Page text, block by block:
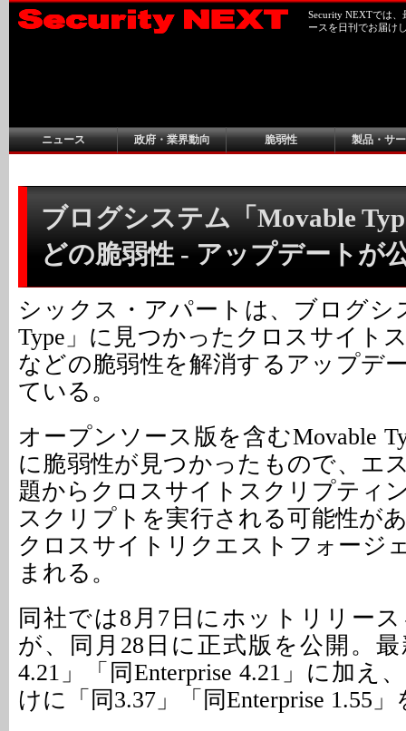
Security NEXTでは
ースを日刊でお届け
ニュース 政府・業界動向 脆弱性 製品・サ
ブログシステム「Movable
どの脆弱性 - アップデートが
シックス・アパートは、ブログシ
Type」に見つかったクロスサイト
などの脆弱性を解消するアップデ
ている。
オープンソース版を含むMovable
に脆弱性が見つかったもので、エ
題からクロスサイトスクリプティ
スクリプトを実行される可能性が
クロスサイトリクエストフォージ
まれる。
同社では8月7日にホットリリー
が、同月28日に正式版を公開。
4.21」「同Enterprise 4.21」に加え
けに「同3.37」「同Enterprise 1.55